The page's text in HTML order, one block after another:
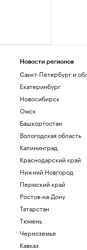
Новости регионов
Санкт-Петербург и
Екатеринбург
Новосибирск
Омск
Башкортостан
Вологодская область
Калининград
Краснодарский край
Нижний Новгород
Пермский край
Ростов-на-Дону
Татарстан
Тюмень
Черноземье
Кавказ